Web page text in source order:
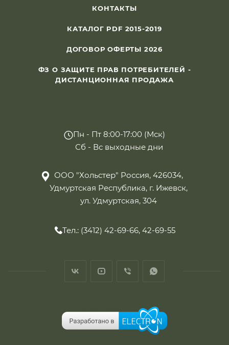
КОНТАКТЫ
КАТАЛОГ PDF 2015-2019
ДОГОВОР ОФЕРТЫ 2026
ФЗ О ЗАЩИТЕ ПРАВ ПОТРЕБИТЕЛЕЙ -
ДИСТАНЦИОННАЯ ПРОДАЖА
Пн - Пт 8:00-17:00 (Мск)
Сб - Вс выходные дни
ООО "Хольстер" Россия, 426034,
Удмуртская Республика, г. Ижевск,
ул. Удмуртская, 304
Тел.: (3412) 42-69-66, 42-69-55